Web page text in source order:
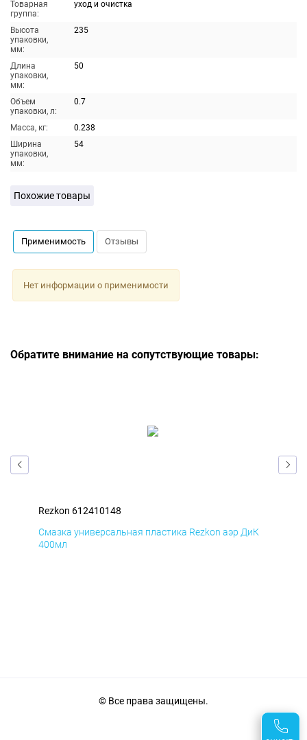
Товарная
группа:
уход и очистка
Высота
упаковки,
мм:
235
Длина
упаковки,
мм:
50
Объем
упаковки, л:
0.7
Масса, кг:
0.238
Ширина
упаковки,
мм:
54
Похожие товары
Применимость Отзывы
Нет информации о применимости
Обратите внимание на сопутствующие товары:
Rezkon 612410148
Смазка универсальная пластика Rezkon аэр ДиК
400мл
© Все права защищены.